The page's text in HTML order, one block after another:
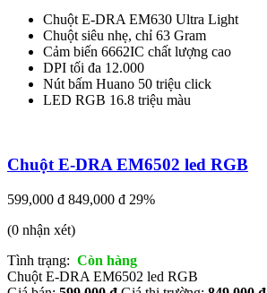
Chuột E-DRA EM630 Ultra Light
Chuột siêu nhẹ, chỉ 63 Gram
Cảm biến 6662IC chất lượng cao
DPI tối đa 12.000
Nút bấm Huano 50 triệu click
LED RGB 16.8 triệu màu
Chuột E-DRA EM6502 led RGB
599,000 đ 849,000 đ 29%
(0 nhận xét)
Tình trạng: Còn hàng
Chuột E-DRA EM6502 led RGB